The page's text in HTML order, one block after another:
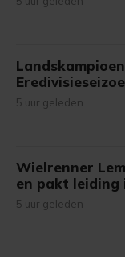
5 uur geleden
Wielrenner
en pakt leiding
5 uur geleden